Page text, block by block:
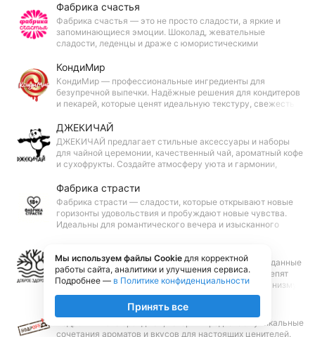
Фабрика счастья
Фабрика счастья — это не просто сладости, а яркие и
запоминающиеся эмоции. Шоколад, жевательные
сладости, леденцы и драже с юмористическими
Удивите близких необычным подарком!
КондиМир
КондиМир — профессиональные ингредиенты для
безупречной выпечки. Надёжные решения для кондитеров
и пекарей, которые ценят идеальную текстуру, свежесть и
ДЖЕКИЧАЙ
ДЖЕКИЧАЙ предлагает стильные аксессуары и наборы
для чайной церемонии, качественный чай, ароматный кофе
и сухофрукты. Создайте атмосферу уюта и гармонии,
Фабрика страсти
Фабрика страсти — сладости, которые открывают новые
горизонты удовольствия и пробуждают новые чувства.
Идеальны для романтического вечера и изысканного
Доброе здоровье — это натуральные продукты, созданные
с заботой, которые поддержат ваше здоровье и укрепят
иммунитет. Природа знает, как помочь вашему организму!
БодрOFF — это бренд чая, который предлагает уникальные
сочетания ароматов и вкусов для настоящих ценителей.
Мы используем файлы Cookie для корректной
работы сайта, аналитики и улучшения сервиса.
Подробнее — в Политике конфиденциальности
Принять все